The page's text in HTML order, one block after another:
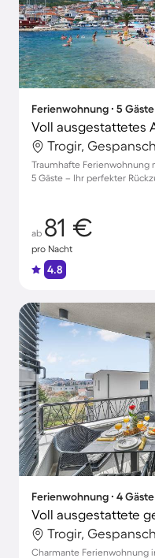
Ferienwohnung ∙ 5
Traumhafte Ferienwohnung
5 Gäste – Ihr perfekter
ab 81 €
pro Nacht
4.8
Ferienwohnung ∙ 4
Charmante Ferienwohnung